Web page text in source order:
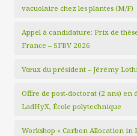
vacuolaire chez les plantes (M/F)
Appel à candidature: Prix de
France – SFBV 2026
Vœux du président – Jérémy
Offre de post-doctorat (2 ans) en
LadHyX, École polytechnique
Workshop « Carbon Allocation in